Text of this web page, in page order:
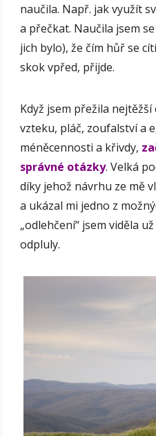
naučila. Např. jak využít
a přečkat. Naučila jsem
jich bylo), že čím hůř se
skok vpřed, přijde.
Když jsem přežila
vzteku, pláč, zoufalství a
méněcennosti a křivdy,
správné otázky. Velká
díky jehož návrhu ze mě
a ukázal mi jedno z
„odlehčení“ jsem viděla
odpluly.